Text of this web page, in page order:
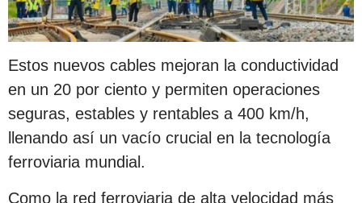
Estos nuevos cables mejoran la conductividad
en un 20 por ciento y permiten operaciones
seguras, estables y rentables a 400 km/h,
llenando así un vacío crucial en la tecnología
ferroviaria mundial.
Como la red ferroviaria de alta velocidad más